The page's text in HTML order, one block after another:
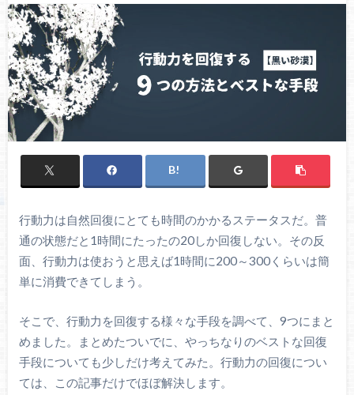
行動力は自然回復にとても時間のかかるステータスだ。普
通の状態だと1時間にたったの20しか回復しない。その反
面、行動力は使おうと思えば1時間に200～300くらいは簡
単に消費できてしまう。
そこで、行動力を回復する様々な手段を調べて、9つにまと
めました。まとめたついでに、やっちなりのベストな回復
手段についても少しだけ考えてみた。行動力の回復につい
ては、この記事だけでほぼ解決します。